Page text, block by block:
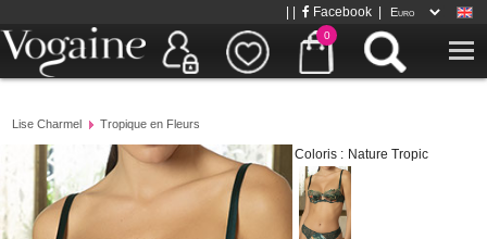
0
Facebook
Lise Charmel Tropique en Fleurs
Coloris : Nature Tropic